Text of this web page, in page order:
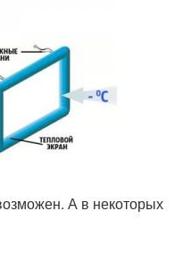
А в некоторых